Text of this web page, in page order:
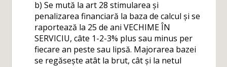
b) Se mută la art 28 stimularea și
penalizarea financiară la baza de calcul și se
raportează la 25 de ani VECHIME ÎN
SERVICIU, câte 1-2-3% plus sau minus per
fiecare an peste sau lipsă. Majorarea bazei
se regăsește atât la brut, cât și la netul